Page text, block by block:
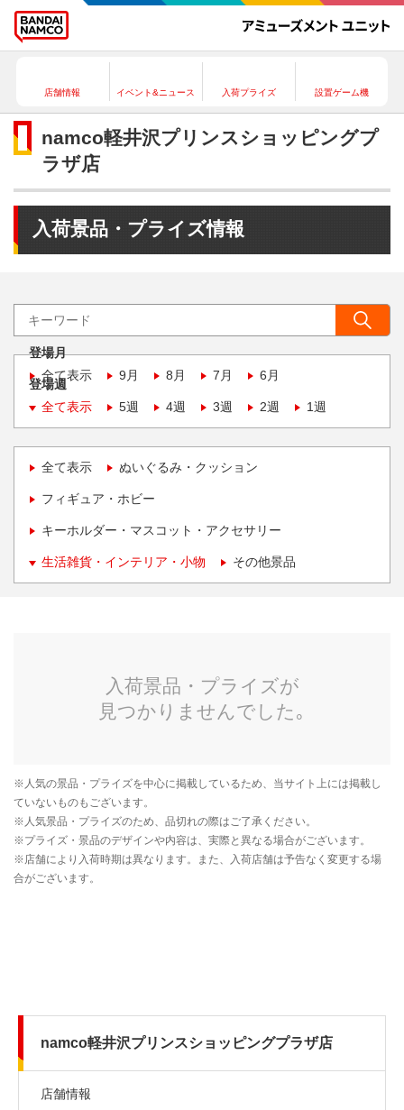
店舗情報 イベント&ニュース 入荷プライズ 設置ゲーム機
namco軽井沢プリンスショッピングプ
ラザ店
入荷景品・プライズ情報
登場月
全て表示
9月 8月 7月 6月
登場週
全て表示
5週 4週 3週 2週 1週
全て表示 ぬいぐるみ・クッション
フィギュア・ホビー
キーホルダー・マスコット・アクセサリー
生活雑貨・インテリア・小物 その他景品
namco軽井沢プリンスショッピングプラザ店
店舗情報